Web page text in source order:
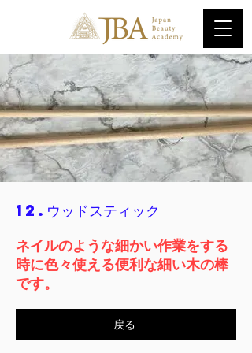
12.ウッドスティック
ネイルのような細かい作業をする
時に色々使える便利な細い木の棒
です。
戻る